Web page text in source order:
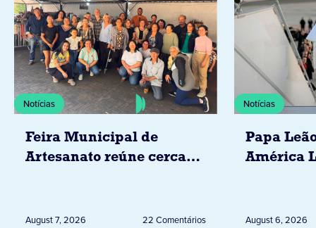
Notícias
Feira Municipal de
Artesanato reúne cerca
August 7, 2026 22 Comentários
Notícias
Papa
América
Peru
August 6, 2026